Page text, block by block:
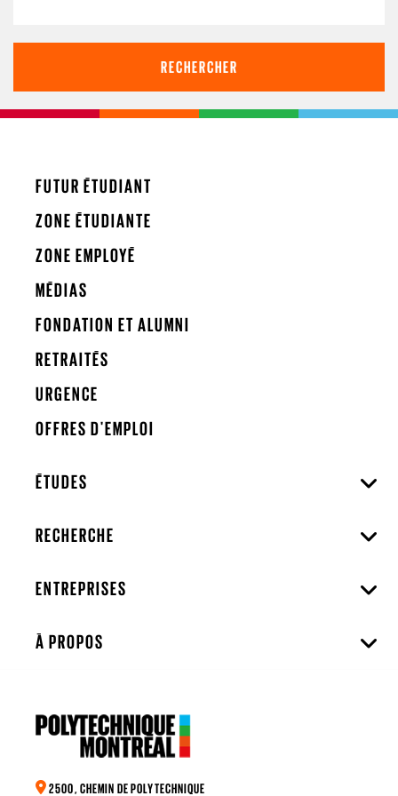
FUTUR ÉTUDIANT
ZONE ÉTUDIANTE
ZONE EMPLOYÉ
MÉDIAS
FONDATION ET ALUMNI
RETRAITÉS
URGENCE
OFFRES D'EMPLOI
ÉTUDES
RECHERCHE
ENTREPRISES
À PROPOS
2500, CHEMIN DE POLYTECHNIQUE